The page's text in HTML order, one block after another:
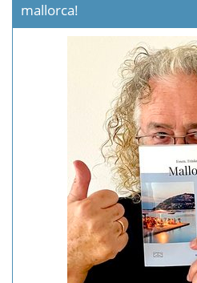
mallorca!